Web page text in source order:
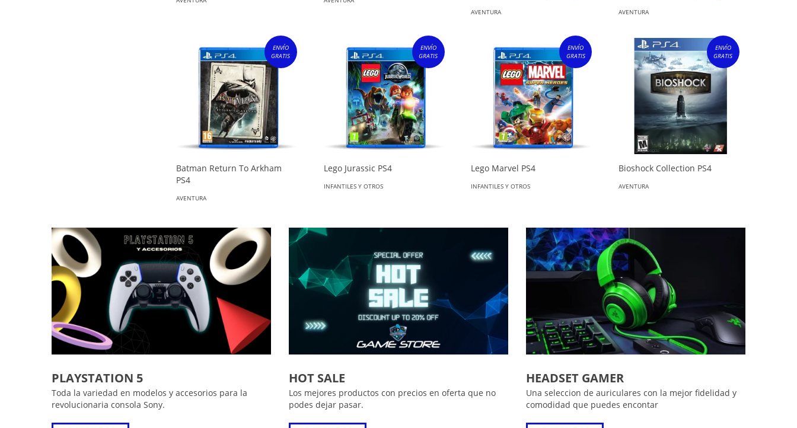
AVENTURA AVENTURA
ENVÍO
GRATIS
Batman Return To Arkham
PS4
AVENTURA
ENVÍO
GRATIS
Lego Jurassic PS4
INFANTILES Y OTROS
ENVÍO
GRATIS
Lego Marvel PS4
INFANTILES Y OTROS
ENVÍO
GRATIS
Bioshock Collection PS4
AVENTURA
PLAYSTATION 5
Toda la variedad en modelos y accesorios para la
revolucionaria consola Sony.
HOT SALE
Los mejores productos con precios en oferta que no
podes dejar pasar.
HEADSET GAMER
Una seleccion de auriculares con la mejor fidelidad y
comodidad que puedes encontar